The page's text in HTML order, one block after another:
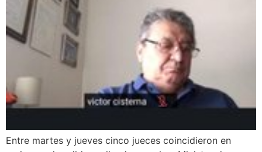
Entre martes y jueves cinco jueces coincidieron en